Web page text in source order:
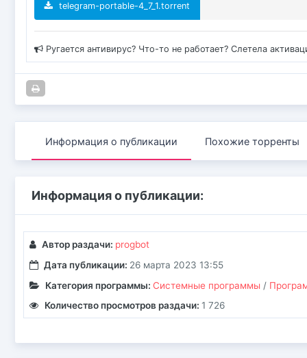
telegram-portable-4_7_1.torrent
Ругается антивирус? Что-то не работает? Слетела
Информация о публикации Похожие торренты
Информация о публикации:
Автор раздачи: progbot
Дата публикации: 26 марта 2023 13:55
Категория программы: Системные программы/
Количество просмотров раздачи: 1 726